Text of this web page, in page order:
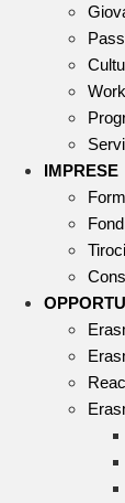
IMPRESE